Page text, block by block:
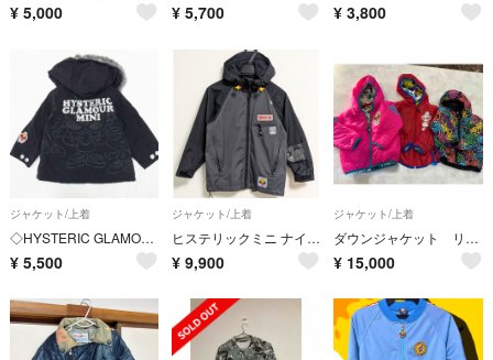
¥ 5,000 ¥ 5,700 ¥ 3,800
ジャケット/上着
◇HYSTERIC GLAMOUR MINI フーデット 中綿コート ベビー90 ブラック ミニちゃん刺繍 N-3B風 ヒステリックミニ バックプリント
¥ 5,500
ジャケット/上着
ヒステリックミニ ナイロンジャケット 120 男の子
¥ 9,900
ジャケット/上着
ダウンジャケット リバーシブル セット売り
¥ 15,000